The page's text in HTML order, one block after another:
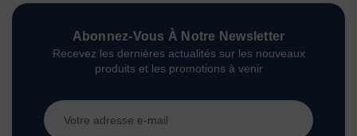
Abonnez-Vous À Notre Newsletter
Recevez les dernières actualités sur les nouveaux
produits et les promotions à venir
Adresse
e-